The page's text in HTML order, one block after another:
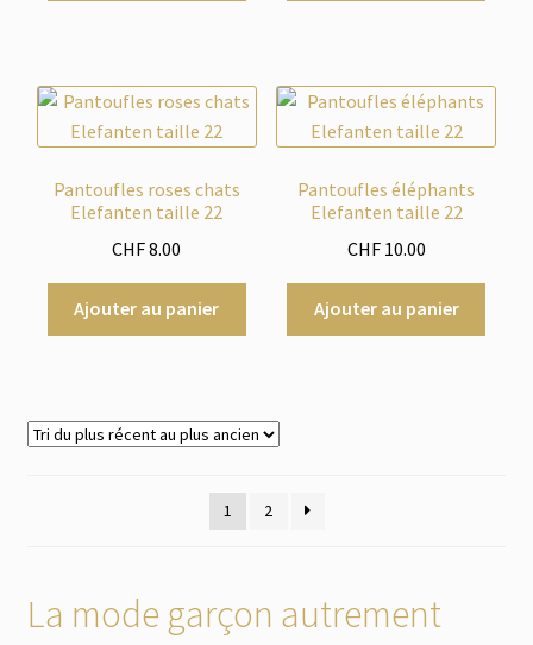
Pantoufles roses chats
Elefanten taille 22
CHF8.00
Ajouter au panier
Pantoufles éléphants
Elefanten taille 22
CHF10.00
Ajouter au panier
1 2
La mode garçon autrement